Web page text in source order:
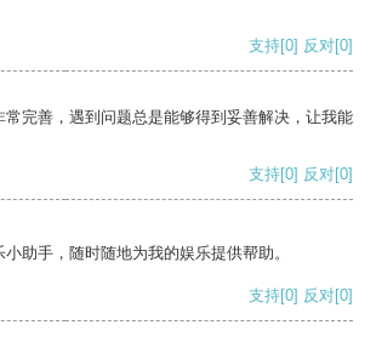
支持[0] 反对[0]
常完善，遇到问题总是能够得到妥善解决，让我能
支持[0] 反对[0]
助手，随时随地为我的娱乐提供帮助。
支持[0] 反对[0]